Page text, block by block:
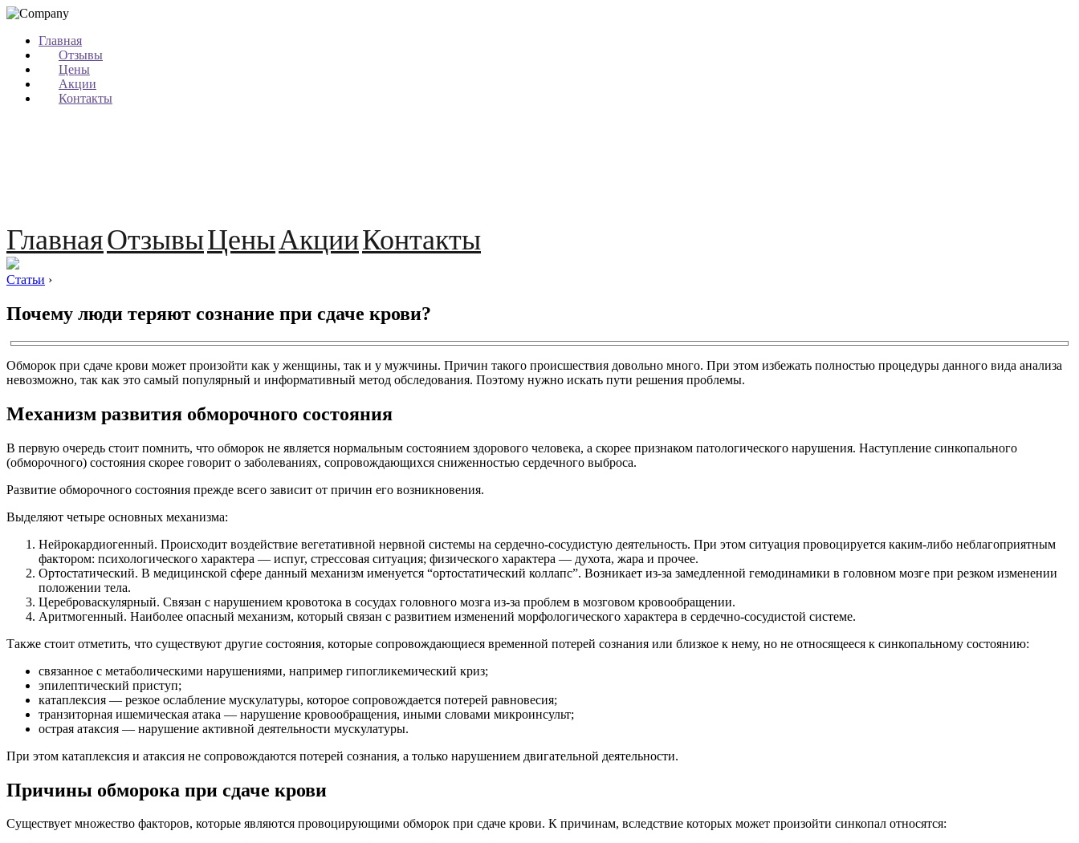
Главная
Отзывы
Цены
Акции
Контакты
ГлавнаяОтзывыЦеныАкцииКонтакты
Статьи ›
Почему люди теряют сознание при сдаче крови?
Обморок при сдаче крови может произойти как у женщины, так и у мужчины. Причин такого происшествия довольно много. При этом избежать полностью процедуры данного вида анализа
невозможно, так как это самый популярный и информативный метод обследования. Поэтому нужно искать пути решения проблемы.
Механизм развития обморочного состояния
В первую очередь стоит помнить, что обморок не является нормальным состоянием здорового человека, а скорее признаком патологического нарушения. Наступление синкопального
(обморочного) состояния скорее говорит о заболеваниях, сопровождающихся сниженностью сердечного выброса.
Развитие обморочного состояния прежде всего зависит от причин его возникновения.
Выделяют четыре основных механизма:
Нейрокардиогенный. Происходит воздействие вегетативной нервной системы на сердечно-сосудистую деятельность. При этом ситуация провоцируется каким-либо неблагоприятным
фактором: психологического характера — испуг, стрессовая ситуация; физического характера — духота, жара и прочее.
Ортостатический. В медицинской сфере данный механизм именуется “ортостатический коллапс”. Возникает из-за замедленной гемодинамики в головном мозге при резком изменении
положении тела.
Цереброваскулярный. Связан с нарушением кровотока в сосудах головного мозга из-за проблем в мозговом кровообращении.
Аритмогенный. Наиболее опасный механизм, который связан с развитием изменений морфологического характера в сердечно-сосудистой системе.
Также стоит отметить, что существуют другие состояния, которые сопровождающиеся временной потерей сознания или близкое к нему, но не относящееся к синкопальному состоянию:
связанное с метаболическими нарушениями, например гипогликемический криз;
эпилептический приступ;
катаплексия — резкое ослабление мускулатуры, которое сопровождается потерей равновесия;
транзиторная ишемическая атака — нарушение кровообращения, иными словами микроинсульт;
острая атаксия — нарушение активной деятельности мускулатуры.
При этом катаплексия и атаксия не сопровождаются потерей сознания, а только нарушением двигательной деятельности.
Причины обморока при сдаче крови
Существует множество факторов, которые являются провоцирующими обморок при сдаче крови. К причинам, вследствие которых может произойти синкопал относятся: